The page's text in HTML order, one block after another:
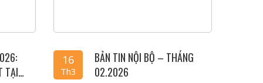
TẠI
16
Th3
BẢN TIN NỘI BỘ – THÁNG
02.2026